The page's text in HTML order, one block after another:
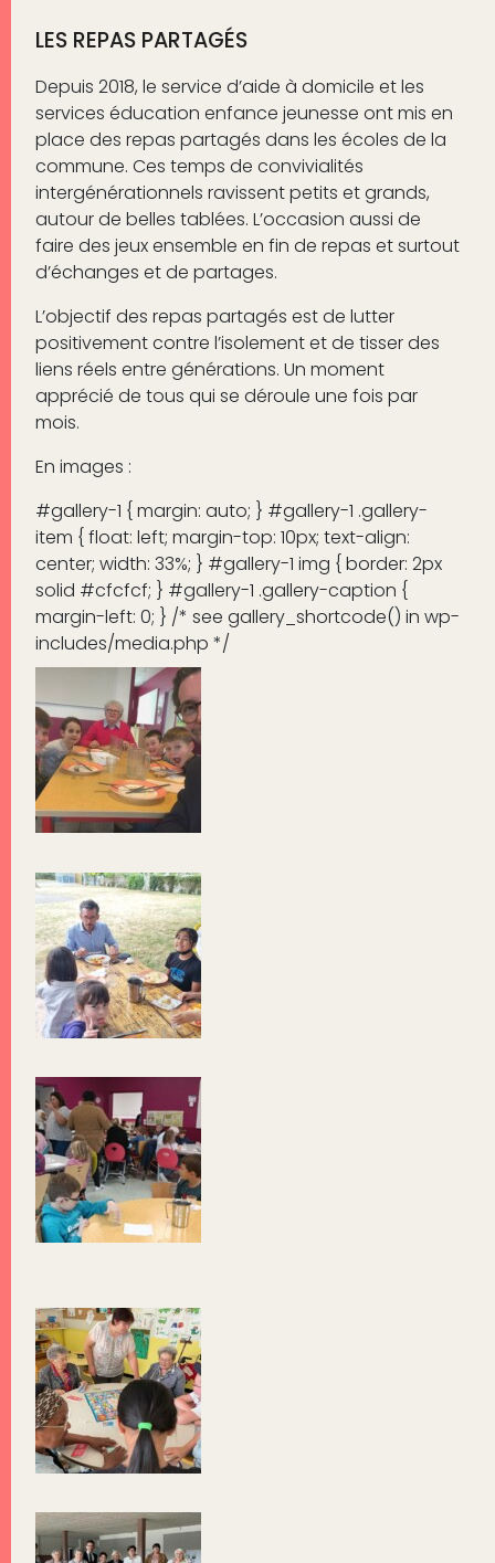
LES REPAS PARTAGÉS
Depuis 2018, le service d’aide à domicile et les
services éducation enfance jeunesse ont mis en
place des repas partagés dans les écoles de la
commune. Ces temps de convivialités
intergénérationnels ravissent petits et grands,
autour de belles tablées. L’occasion aussi de
faire des jeux ensemble en fin de repas et surtout
d’échanges et de partages.
L’objectif des repas partagés est de lutter
positivement contre l’isolement et de tisser des
liens réels entre générations. Un moment
apprécié de tous qui se déroule une fois par
mois.
En images :
#gallery-1 { margin: auto; } #gallery-1 .gallery-
item { float: left; margin-top: 10px; text-align:
center; width: 33%; } #gallery-1 img { border: 2px
solid #cfcfcf; } #gallery-1 .gallery-caption {
margin-left: 0; } /* see gallery_shortcode() in wp-
includes/media.php */